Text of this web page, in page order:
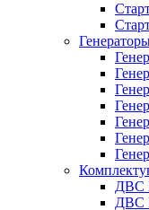
ДВС
ДВС